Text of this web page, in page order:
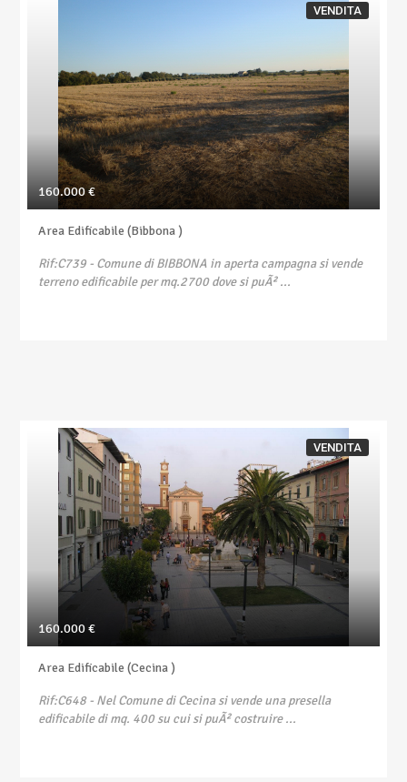
VENDITA
160.000 €
Area Edificabile (Bibbona )
Rif:C739 - Comune di BIBBONA in aperta campagna si vende
terreno edificabile per mq.2700 dove si puÃ² ...
VENDITA
160.000 €
Area Edificabile (Cecina )
Rif:C648- Nel Comune di Cecina si vende una presella
edificabile di mq. 400 su cui si puÃ² costruire ...